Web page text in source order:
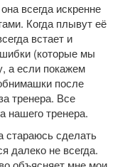
всегда искренне
Когда плывут её
встает и
(которые мы
а если покажем
после
тренера. Все
нашего тренера.
стараюсь сделать
далеко не всегда.